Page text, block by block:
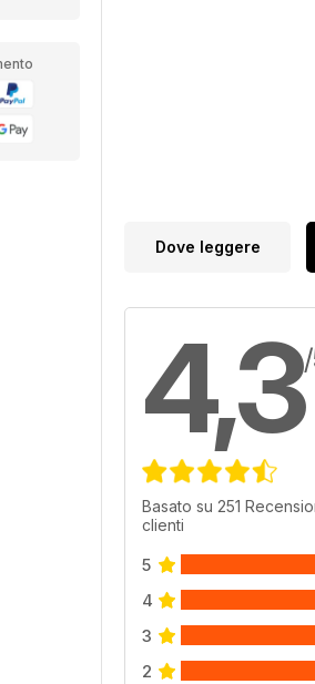
Dove leggere
4,3
Basato su 251
clienti
5
4
3
2